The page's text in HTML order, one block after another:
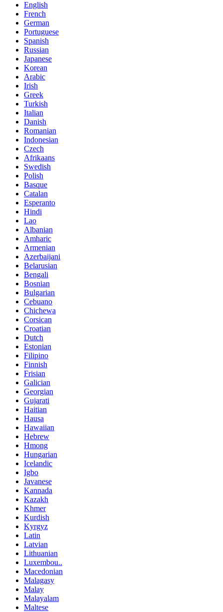
English
French
German
Portuguese
Spanish
Russian
Japanese
Korean
Arabic
Irish
Greek
Turkish
Italian
Danish
Romanian
Indonesian
Czech
Afrikaans
Swedish
Polish
Basque
Catalan
Esperanto
Hindi
Lao
Albanian
Amharic
Armenian
Azerbaijani
Belarusian
Bengali
Bosnian
Bulgarian
Cebuano
Chichewa
Corsican
Croatian
Dutch
Estonian
Filipino
Finnish
Frisian
Galician
Georgian
Gujarati
Haitian
Hausa
Hawaiian
Hebrew
Hmong
Hungarian
Icelandic
Igbo
Javanese
Kannada
Kazakh
Khmer
Kurdish
Kyrgyz
Latin
Latvian
Lithuanian
Luxembou..
Macedonian
Malagasy
Malay
Malayalam
Maltese